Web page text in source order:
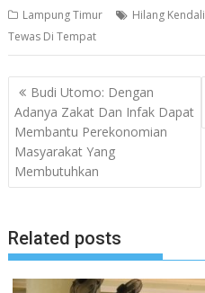
Lampung Timur Hilang Kendali
Tewas Di Tempat
Navigasi
pos
Budi Utomo: Dengan
Adanya Zakat Dan Infak Dapat
Membantu Perekonomian
Masyarakat Yang
Membutuhkan
Related posts